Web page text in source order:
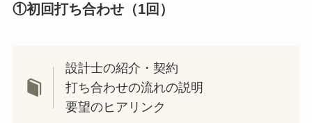
①初回打ち合わせ（1回）
設計士の紹介・契約
打ち合わせの流れの説明
要望のヒアリンク